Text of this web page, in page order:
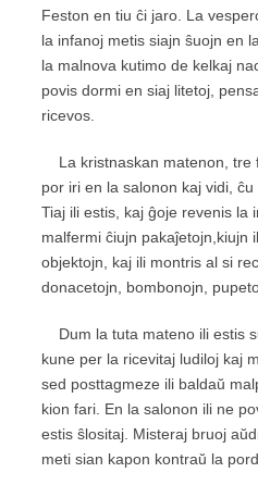
Feston en tiu ĉi jaro. La
la infanoj metis siajn ŝuojn en
la malnova kutimo de kelkaj
povis dormi en siaj litetoj,
ricevos.
La kristnaskan matenon, tre
por iri en la salonon kaj vidi,
Tiaj ili estis, kaj ĝoje revenis la
malfermi ĉiujn pakaĵetojn,kiujn
objektojn, kaj ili montris al si
donacetojn, bombonojn,
Dum la tuta mateno ili estis
kune per la ricevitaj ludiloj kaj
sed posttagmeze ili baldaŭ
kion fari. En la salonon ili ne
estis ŝlositaj. Misteraj bruoj
meti sian kapon kontraŭ la